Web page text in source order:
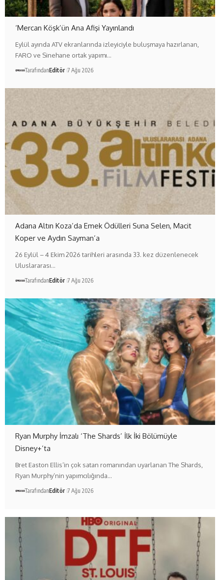
‘Mercan Köşk’ün Ana Afişi Yayınlandı
Eylül ayında ATV ekranlarında izleyiciyle buluşmaya hazırlanan,
FARO ve Sinehane ortak yapımı…
TarafındanEditör 7 Ağu 2026
Adana Altın Koza’da Emek Ödülleri Suna Selen, Macit
Koper ve Aydın Sayman’a
26 Eylül – 4 Ekim 2026 tarihleri arasında 33. kez düzenlenecek
Uluslararası…
TarafındanEditör 7 Ağu 2026
Ryan Murphy İmzalı ‘The Shards’ İlk İki Bölümüyle
Disney+’ta
Bret Easton Ellis’in çok satan romanından uyarlanan The Shards,
Ryan Murphy’nin yapımcılığında…
TarafındanEditör 7 Ağu 2026